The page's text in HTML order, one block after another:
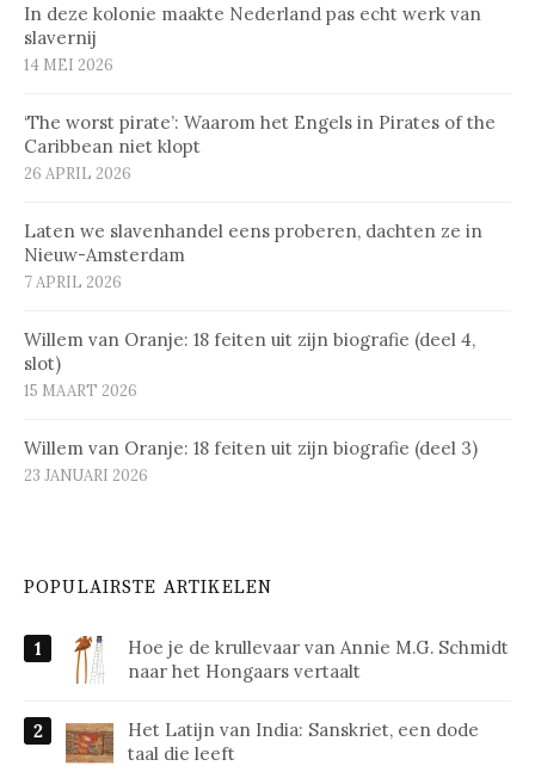
In deze kolonie maakte Nederland pas echt werk van
slavernij
14 MEI 2026
‘The worst pirate’: Waarom het Engels in Pirates of the
Caribbean niet klopt
26 APRIL 2026
Laten we slavenhandel eens proberen, dachten ze in
Nieuw-Amsterdam
7 APRIL 2026
Willem van Oranje: 18 feiten uit zijn biografie (deel 4,
slot)
15 MAART 2026
Willem van Oranje: 18 feiten uit zijn biografie (deel 3)
23 JANUARI 2026
POPULAIRSTE ARTIKELEN
Hoe je de krullevaar van Annie M.G. Schmidt
naar het Hongaars vertaalt
Het Latijn van India: Sanskriet, een dode
taal die leeft